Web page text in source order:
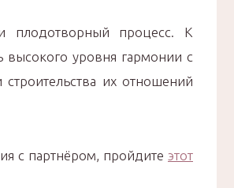
плодотворный процесс. К
высокого уровня гармонии с
их отношений
с партнёром, пройдите этот